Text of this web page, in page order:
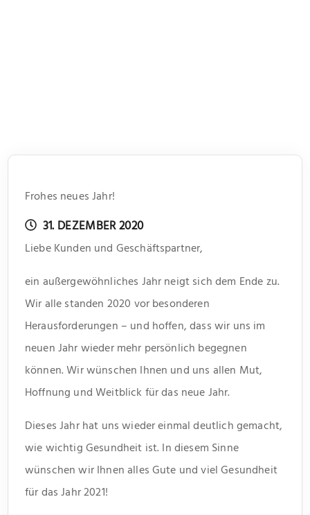
Frohes neues Jahr!
31. DEZEMBER 2020
Liebe Kunden und Geschäftspartner,
ein außergewöhnliches Jahr neigt sich dem Ende zu.
Wir alle standen 2020 vor besonderen
Herausforderungen – und hoffen, dass wir uns im
neuen Jahr wieder mehr persönlich begegnen
können. Wir wünschen Ihnen und uns allen Mut,
Hoffnung und Weitblick für das neue Jahr.
Dieses Jahr hat uns wieder einmal deutlich gemacht,
wie wichtig Gesundheit ist. In diesem Sinne
wünschen wir Ihnen alles Gute und viel Gesundheit
für das Jahr 2021!